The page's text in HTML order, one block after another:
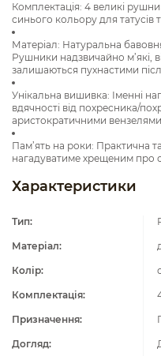
Комплектація: 4 великі
синього кольору для татусів
Матеріал: Натуральна
Рушники надзвичайно м’які,
залишаються пухнастими
Унікальна вишивка: Іменні
вдячності від похресника/
аристократичними
Пам’ять на роки: Практична
нагадуватиме хрещеним про
Характеристики
Тип:
Матеріал:
Колір:
Комплектація:
Призначення:
Догляд: